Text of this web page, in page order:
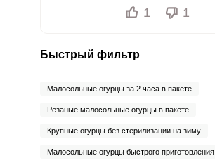
1 1
Быстрый фильтр
Малосольные огурцы за 2 часа в пакете
Резаные малосольные огурцы в пакете
Крупные огурцы без стерилизации на зиму
Малосольные огурцы быстрого приготовления